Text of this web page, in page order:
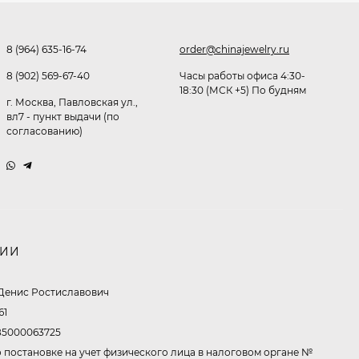
369,10₽
8 (964) 635-16-74
8 (902) 569-67-40
г. Москва, Павловская ул.,
вл7 - пункт выдачи (по
согласованию)
order@chinajewelry.ru
Часы работы офиса 4:30-
18:30 (МСК +5) По будням
Ростиславович
на учет физического лица в налоговом органе №